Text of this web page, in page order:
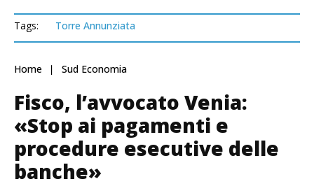
Tags: Torre Annunziata
Home Sud Economia
Fisco, l’avvocato Venia:
«Stop ai pagamenti e
procedure esecutive delle
banche»